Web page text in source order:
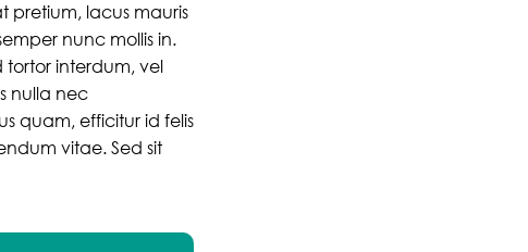
pretium, lacus mauris
nunc mollis in.
tortor interdum, vel
nulla nec
quam, efficitur id felis
vitae. Sed sit